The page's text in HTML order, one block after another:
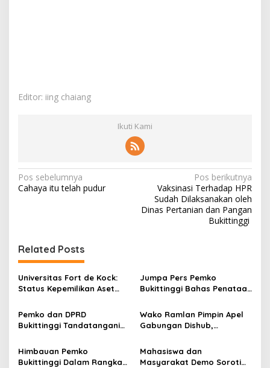
Editor: iing chaiang
Ikuti Kami
N
a
g
a
s
i
p
o
s
Pos sebelumnya
Cahaya itu telah pudur
Pos berikutnya
Vaksinasi Terhadap HPR
Sudah Dilaksanakan oleh
Dinas Pertanian dan Pangan
Bukittinggi
Related Posts
Universitas Fort de Kock:
Status Kepemilikan Aset
Milik Yayasan Berdasarkan
Putusan Mahkamah Agung
Nomor 2108/K/Pdt/2022
Jumpa Pers Pemko
Bukittinggi Bahas Penataan
Kampus UFDK
Pemko dan DPRD
Bukittinggi Tandatangani
Perubahan KUA-PPAS APBD
2026
Wako Ramlan Pimpin Apel
Gabungan Dishub,
Persiapan Angkutan Gratis
Pelajar
Himbauan Pemko
Bukittinggi Dalam Rangka
Mahasiswa dan
Masyarakat Demo Soroti